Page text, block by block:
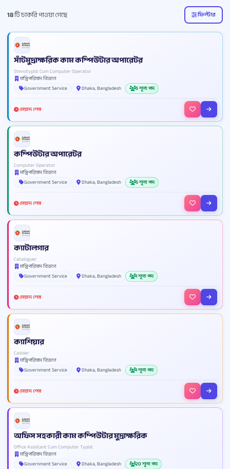
18টি চাকরি পাওয়া গেছে ফিল্টার
সাঁটমুদ্রাক্ষরিক কাম কম্পিউটার অপারেটর
Stenotypist Cum Computer Operator
মন্ত্রিপরিষদ বিভাগ
Government Service
Dhaka, Bangladesh 5 শূন্য পদ
মেয়াদ শেষ
কম্পিউটার অপারেটর
Computer Operator
মন্ত্রিপরিষদ বিভাগ
Government Service
Dhaka, Bangladesh 5 শূন্য পদ
মেয়াদ শেষ
ক্যাটালগার
Cataloguer
মন্ত্রিপরিষদ বিভাগ
Government Service
Dhaka, Bangladesh 1 শূন্য পদ
মেয়াদ শেষ
ক্যাশিয়ার
Cashier
মন্ত্রিপরিষদ বিভাগ
Government Service
Dhaka, Bangladesh 1 শূন্য পদ
মেয়াদ শেষ
অফিস সহকারী কাম কম্পিউটার মুদ্রাক্ষরিক
Office Assistant Cum Computer Typist
মন্ত্রিপরিষদ বিভাগ
Government Service
Dhaka, Bangladesh 20 শূন্য পদ